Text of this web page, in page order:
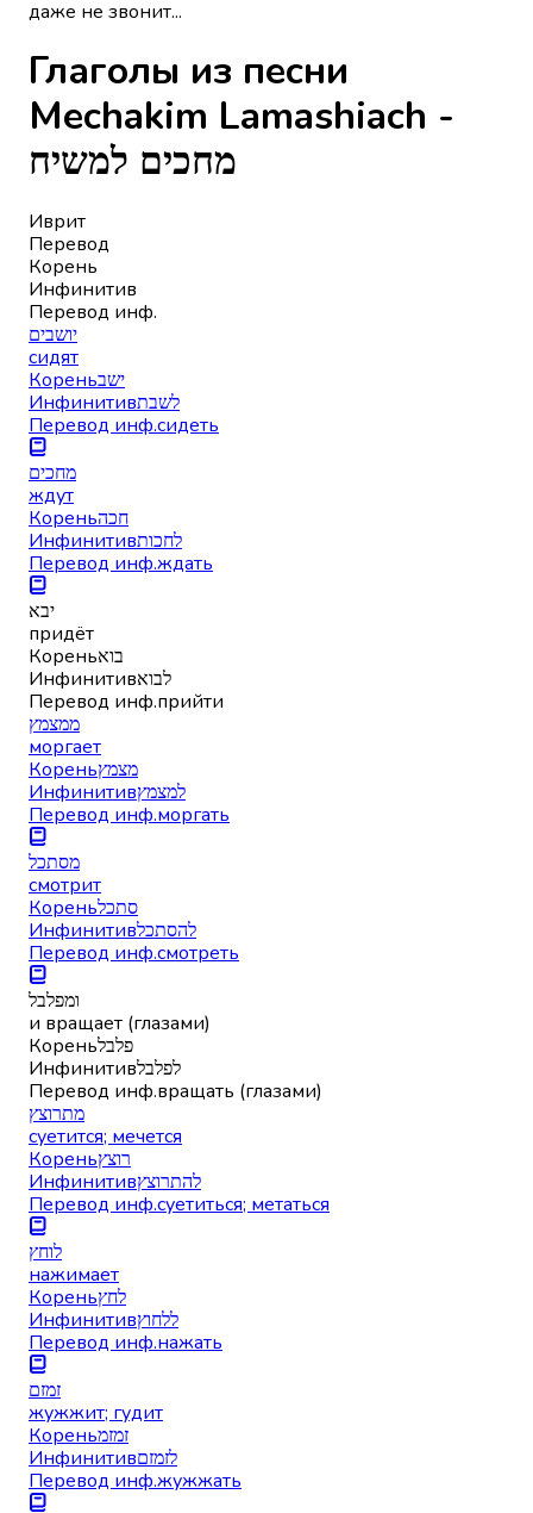
даже не звонит...
Глаголы из песни
Mechakim Lamashiach -
מחכים למשיח
Иврит
Перевод
Корень
Инфинитив
Перевод инф.
יושבים
сидят
Кореньישב
Инфинитивלשבת
Перевод инф.сидеть
מחכים
ждут
Кореньחכה
Инфинитивלחכות
Перевод инф.ждать
יבא
придёт
Кореньבוא
Инфинитивלבוא
Перевод инф.прийти
ממצמץ
моргает
Кореньמצמץ
Инфинитивלמצמץ
Перевод инф.моргать
מסתכל
смотрит
Кореньסתכל
Инфинитивלהסתכל
Перевод инф.смотреть
ומפלבל
и вращает (глазами)
Кореньפלבל
Инфинитивלפלבל
Перевод инф.вращать (глазами)
מתרוצץ
суетится; мечется
Кореньרוצץ
Инфинитивלהתרוצץ
Перевод инф.суетиться; метаться
לוחץ
нажимает
Кореньלחץ
Инфинитивללחוץ
Перевод инф.нажать
זמזם
жужжит; гудит
Кореньזמזמ
Инфинитивלזמזם
Перевод инф.жужжать